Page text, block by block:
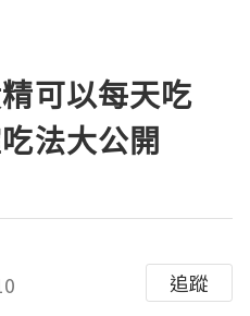
可以每天吃
法大公開
追蹤